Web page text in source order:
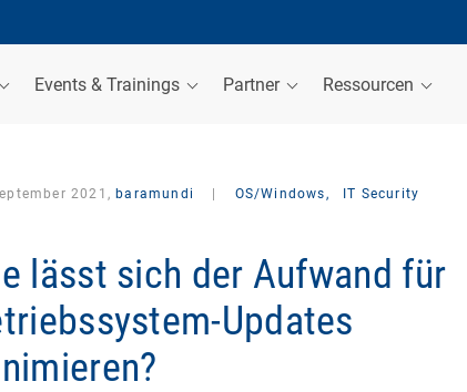
Events & Trainings Partner Ressourcen
2021, baramundi OS/Windows, IT Security
lässt sich der Aufwand für
Updates